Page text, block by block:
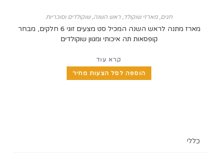
חגים,מארזי שוקולד, ראש השנה,שוקולדים וסוכריות
מארז מתנה לראש השנה המכיל סט מצעים זוגי 6 חלקים, מבחר
קופסאות תה איכותי ומגוון שוקולדים
קרא עוד
הוספה לסל הצעות מחיר
כללי